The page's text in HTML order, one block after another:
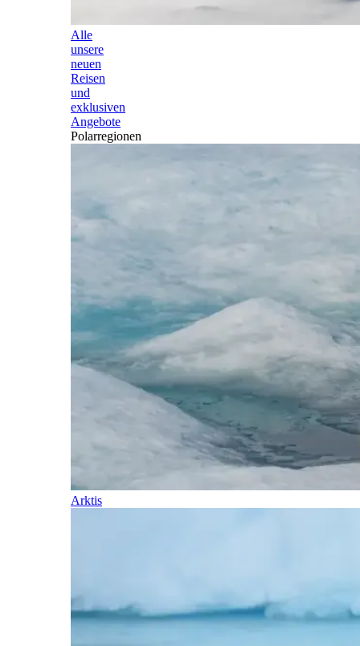
Alle
unsere
neuen
Reisen
und
exklusiven
Angebote
Polarregionen
Arktis